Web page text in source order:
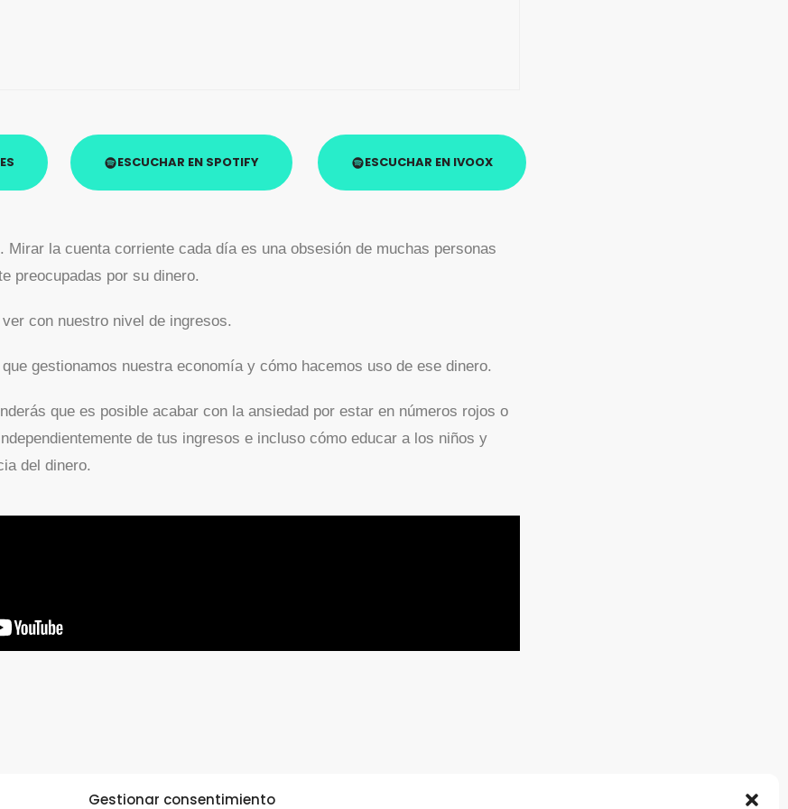
Gestionar consentimiento
ESCUCHAR EN SPOTIFY ESCUCHAR EN IVOOX
Mirar la cuenta corriente cada día es una obsesión de muchas personas
preocupadas por su dinero.
con nuestro nivel de ingresos.
gestionamos nuestra economía y cómo hacemos uso de ese dinero.
que es posible acabar con la ansiedad por estar en números rojos o
de tus ingresos e incluso cómo educar a los niños y
del dinero.